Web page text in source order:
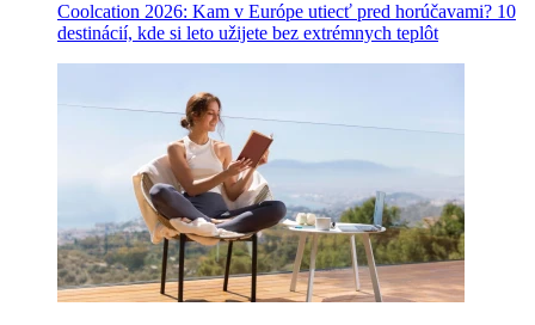
Coolcation 2026: Kam v Európe utiecť pred horúčavami? 10
destinácií, kde si leto užijete bez extrémnych teplôt